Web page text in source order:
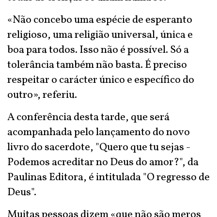
«Não concebo uma espécie de esperanto
religioso, uma religião universal, única e
boa para todos. Isso não é possível. Só a
tolerância também não basta. É preciso
respeitar o carácter único e específico do
outro», referiu.
A conferência desta tarde, que será
acompanhada pelo lançamento do novo
livro do sacerdote, "Quero que tu sejas -
Podemos acreditar no Deus do amor?", da
Paulinas Editora, é intitulada "O regresso de
Deus".